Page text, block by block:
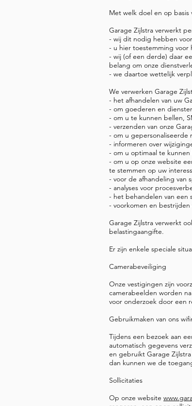
Met welk doel en op basis
Garage Zijlstra verwerkt
- wij dit nodig hebben
- u hier toestemming
- wij (of een derde) daar
belang om onze
- we daartoe wettelijk
We verwerken Garage
- het afhandelen van uw
- om goederen en
- om u te kunnen bellen,
- verzenden van onze
- om u gepersonaliseerde
- informeren over
- om u optimaal te
- om u op onze website
te stemmen op uw
- voor de afhandeling van
- analyses voor
- het behandelen van een
- voorkomen en bestrijden
Garage Zijlstra verwerkt
belastingaangifte.
Er zijn enkele speciale
Camerabeveiliging
Onze vestigingen zijn
camerabeelden worden
voor onderzoek door een
Gebruikmaken van ons
Tijdens een bezoek aan
automatisch gegevens
en gebruikt Garage
dan kunnen we de
Sollicitaties
Op onze website